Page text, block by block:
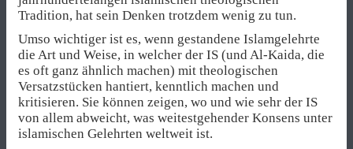
Tradition, hat sein Denken trotzdem wenig zu tun.
Umso wichtiger ist es, wenn gestandene Islamgelehrte
die Art und Weise, in welcher der IS (und Al-Kaida, die
es oft ganz ähnlich machen) mit theologischen
Versatzstücken hantiert, kenntlich machen und
kritisieren. Sie können zeigen, wo und wie sehr der IS
von allem abweicht, was weitestgehender Konsens unter
islamischen Gelehrten weltweit ist.